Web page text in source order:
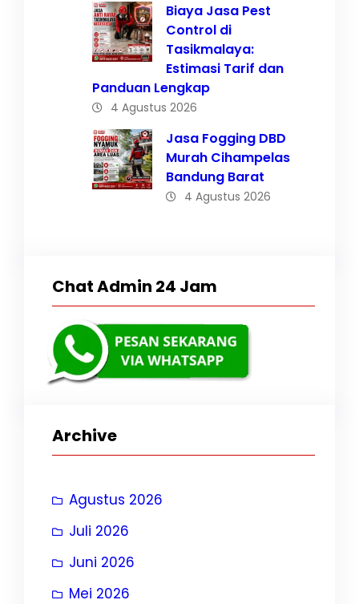
Biaya Jasa Pest
Control di
Tasikmalaya:
Estimasi Tarif dan
Panduan Lengkap
4 Agustus 2026
Jasa Fogging DBD
Murah Cihampelas
Bandung Barat
4 Agustus 2026
Chat Admin 24 Jam
Archive
Agustus 2026
Juli 2026
Juni 2026
Mei 2026